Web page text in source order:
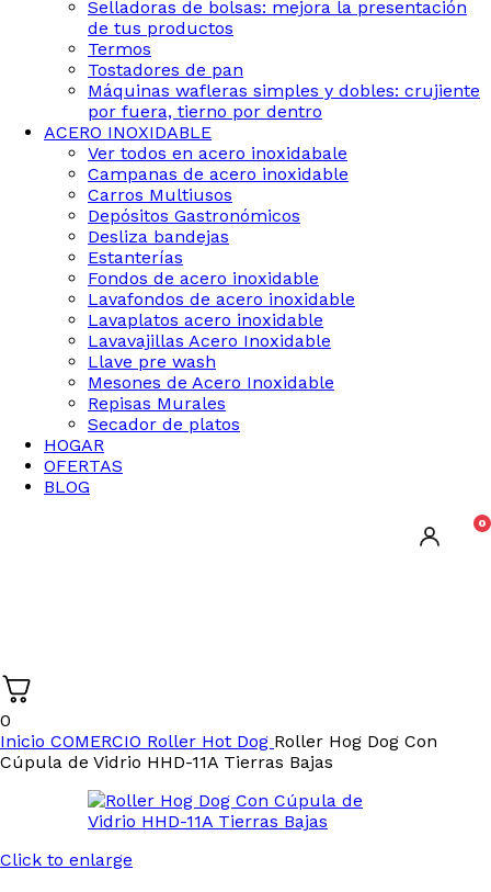
Selladoras de bolsas: mejora la presentación
de tus productos
Termos
Tostadores de pan
Máquinas wafleras simples y dobles: crujiente
por fuera, tierno por dentro
ACERO INOXIDABLE
Ver todos en acero inoxidabale
Campanas de acero inoxidable
Carros Multiusos
Depósitos Gastronómicos
Desliza bandejas
Estanterías
Fondos de acero inoxidable
Lavafondos de acero inoxidable
Lavaplatos acero inoxidable
Lavavajillas Acero Inoxidable
Llave pre wash
Mesones de Acero Inoxidable
Repisas Murales
Secador de platos
HOGAR
OFERTAS
BLOG
0
0
Inicio COMERCIO Roller Hot Dog Roller Hog Dog Con
Cúpula de Vidrio HHD-11A Tierras Bajas
Click to enlarge